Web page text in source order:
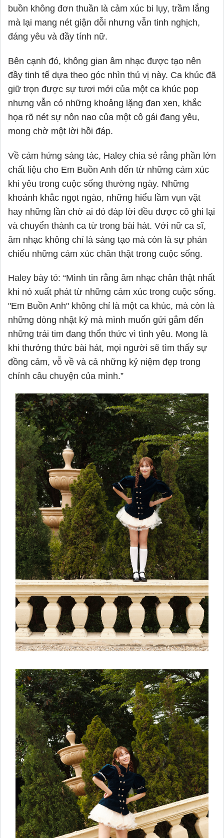
buồn không đơn thuần là cảm xúc bi lụy, trầm lắng
mà lại mang nét giận dỗi nhưng vẫn tinh nghịch,
đáng yêu và đầy tính nữ.
Bên cạnh đó, không gian âm nhạc được tạo nên
đầy tinh tế dựa theo góc nhìn thú vị này. Ca khúc đã
giữ trọn được sự tươi mới của một ca khúc pop
nhưng vẫn có những khoảng lặng đan xen, khắc
họa rõ nét sự nôn nao của một cô gái đang yêu,
mong chờ một lời hồi đáp.
Về cảm hứng sáng tác, Haley chia sẻ rằng phần lớn
chất liệu cho Em Buồn Anh đến từ những cảm xúc
khi yêu trong cuộc sống thường ngày. Những
khoảnh khắc ngọt ngào, những hiểu lầm vụn vặt
hay những lần chờ ai đó đáp lời đều được cô ghi lại
và chuyển thành ca từ trong bài hát. Với nữ ca sĩ,
âm nhạc không chỉ là sáng tạo mà còn là sự phản
chiếu những cảm xúc chân thật trong cuộc sống.
Haley bày tỏ: “Mình tin rằng âm nhạc chân thật nhất
khi nó xuất phát từ những cảm xúc trong cuộc sống.
"Em Buồn Anh" không chỉ là một ca khúc, mà còn là
những dòng nhật ký mà mình muốn gửi gắm đến
những trái tim đang thổn thức vì tình yêu. Mong là
khi thưởng thức bài hát, mọi người sẽ tìm thấy sự
đồng cảm, vỗ về và cả những kỷ niệm đẹp trong
chính câu chuyện của mình.”